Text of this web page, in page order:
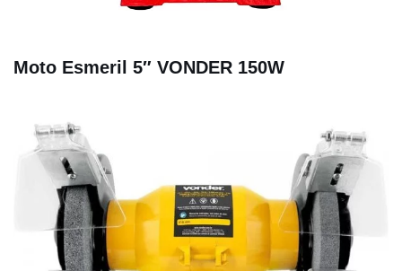
Moto Esmeril 5″ VONDER 150W